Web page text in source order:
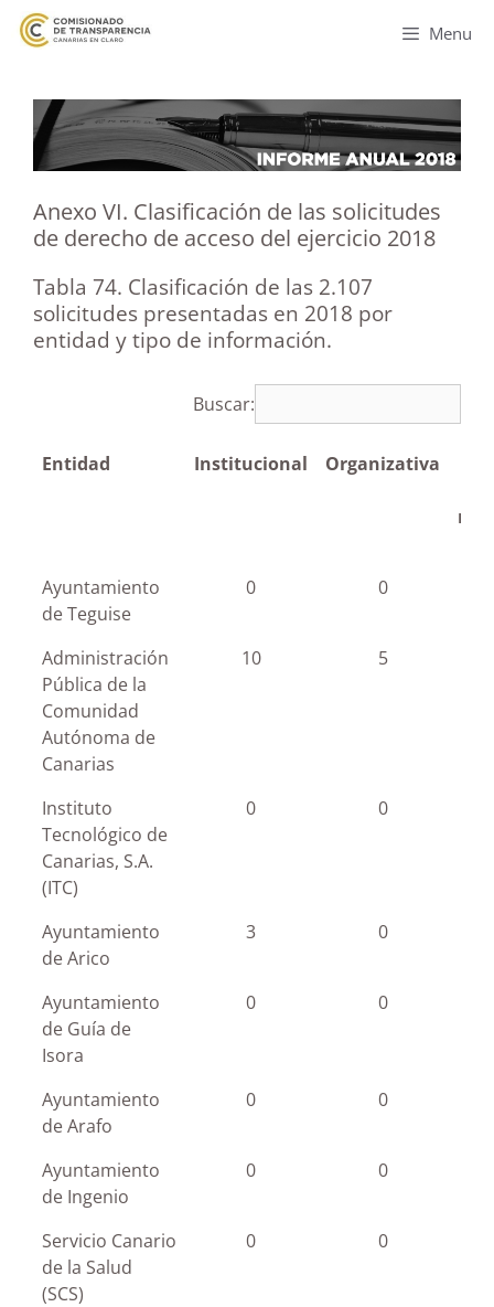
Menu
Anexo VI. Clasificación de las solicitudes
de derecho de acceso del ejercicio 2018
Tabla 74. Clasificación de las 2.107
solicitudes presentadas en 2018 por
entidad y tipo de información.
Buscar:
Entidad Institucional Organizativa
Entidad Institucional Organizativa
Ayuntamiento
de Teguise
0 0
Administración
Pública de la
Comunidad
Autónoma de
Canarias
10 5
Instituto
Tecnológico de
Canarias, S.A.
(ITC)
0 0
Ayuntamiento
de Arico
3 0
Ayuntamiento
de Guía de
Isora
0 0
Ayuntamiento
de Arafo
0 0
Ayuntamiento
de Ingenio
0 0
Servicio Canario
de la Salud
(SCS)
0 0